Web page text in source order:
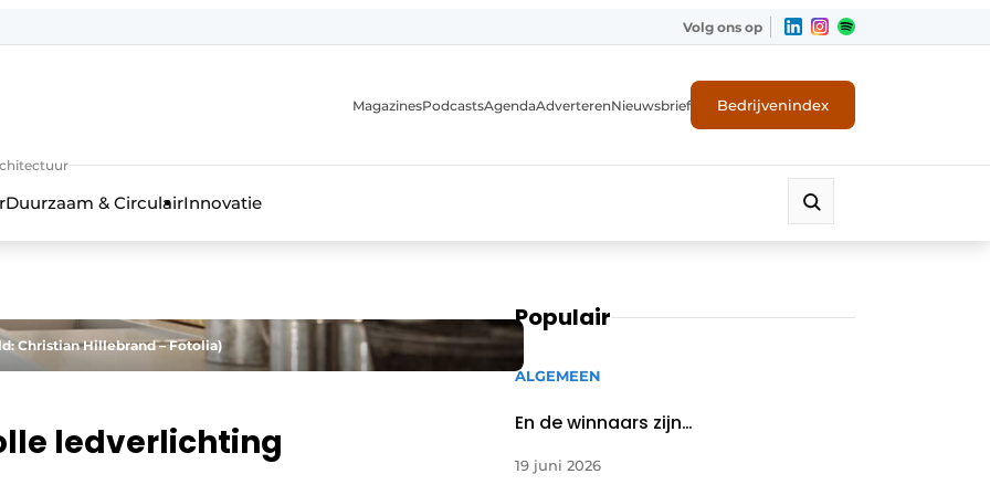
Volg ons op
MagazinesPodcastsAgendaAdverterenNieuwsbrief Bedrijvenindex
Duurzaam & CirculairInnovatie
Christian Hillebrand – Fotolia)
ledverlichting
Populair
ALGEMEEN
En de winnaars zijn…
19 juni 2026